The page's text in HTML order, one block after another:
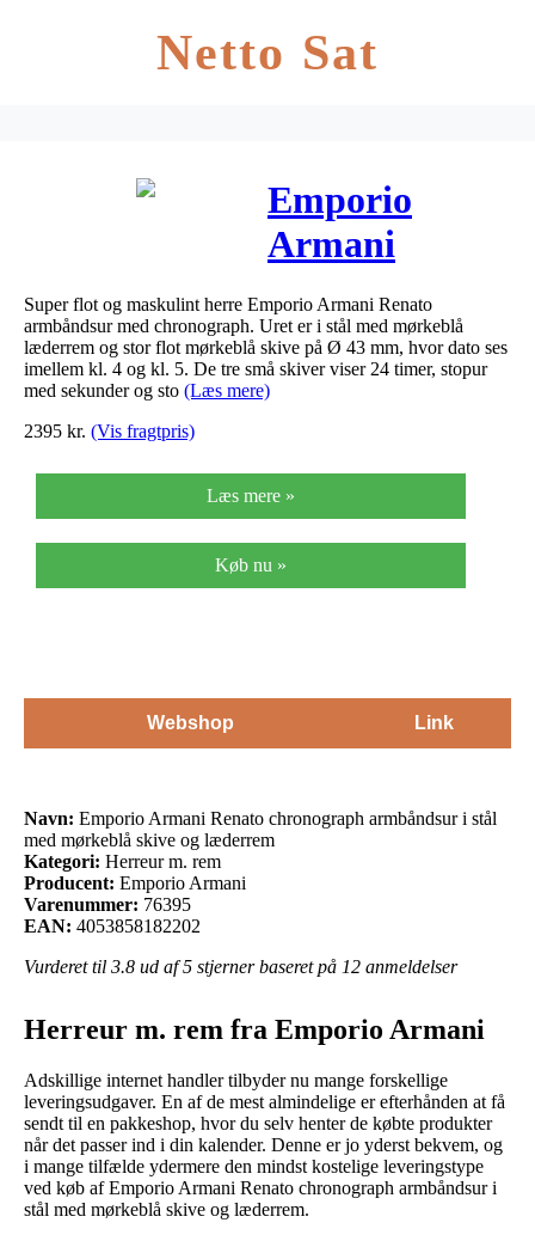
Netto Sat
Emporio
Armani
Renato
chronograph
armbåndsur i
mørkeblå
skive og
læderrem
Super flot og maskulint herre Emporio Armani Renato
armbåndsur med chronograph. Uret er i stål med mørkeblå
læderrem og stor flot mørkeblå skive på Ø 43 mm, hvor dato ses
imellem kl. 4 og kl. 5. De tre små skiver viser 24 timer, stopur
med sekunder og sto (Læs mere)
2395 kr. (Vis fragtpris)
Læs mere »
Køb nu »
Webshop Link
Navn: Emporio Armani Renato chronograph armbåndsur i stål
med mørkeblå skive og læderrem
Kategori: Herreur m. rem
Producent: Emporio Armani
Varenummer: 76395
EAN: 4053858182202
Vurderet til 3.8 ud af 5 stjerner baseret på 12 anmeldelser
Herreur m. rem fra Emporio Armani
Adskillige internet handler tilbyder nu mange forskellige
leveringsudgaver. En af de mest almindelige er efterhånden at få
sendt til en pakkeshop, hvor du selv henter de købte produkter
når det passer ind i din kalender. Denne er jo yderst bekvem, og
i mange tilfælde ydermere den mindst kostelige leveringstype
ved køb af Emporio Armani Renato chronograph armbåndsur i
stål med mørkeblå skive og læderrem.